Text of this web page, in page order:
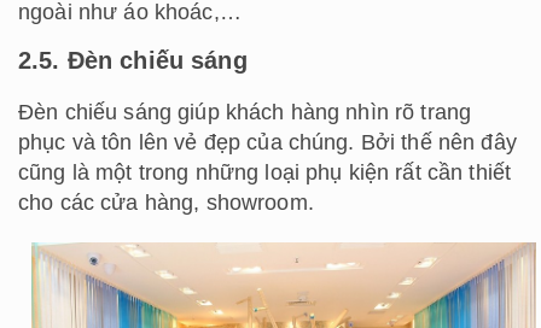
ngoài như áo khoác,…
2.5. Đèn chiếu sáng
Đèn chiếu sáng giúp khách hàng nhìn rõ trang
phục và tôn lên vẻ đẹp của chúng. Bởi thế nên đây
cũng là một trong những loại phụ kiện rất cần thiết
cho các cửa hàng, showroom.